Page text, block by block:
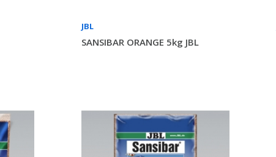
JBL
SANSIBAR ORANGE 5kg JBL